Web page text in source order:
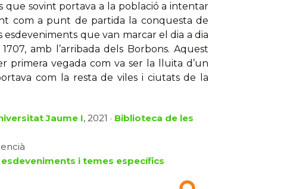
que sovint portava a la població a intentar
com a punt de partida la conquesta de
esdeveniments que van marcar el dia a dia
amb l’arribada dels Borbons. Aquest
vegada com va ser la lluita d’un
com la resta de viles i ciutats de la
Jaume I, 2021 · Biblioteca de les
i temes específics